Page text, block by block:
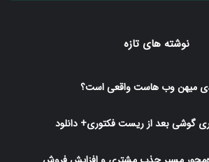
نوشته های تازه